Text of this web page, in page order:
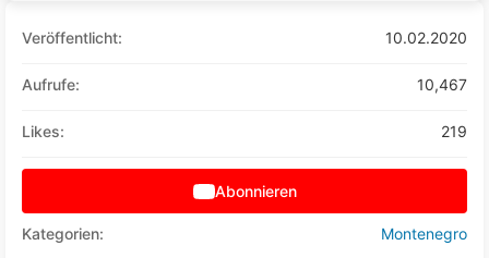
Veröffentlicht: 10.02.2020
Aufrufe: 10,467
Likes: 219
Abonnieren
Kategorien: Montenegro